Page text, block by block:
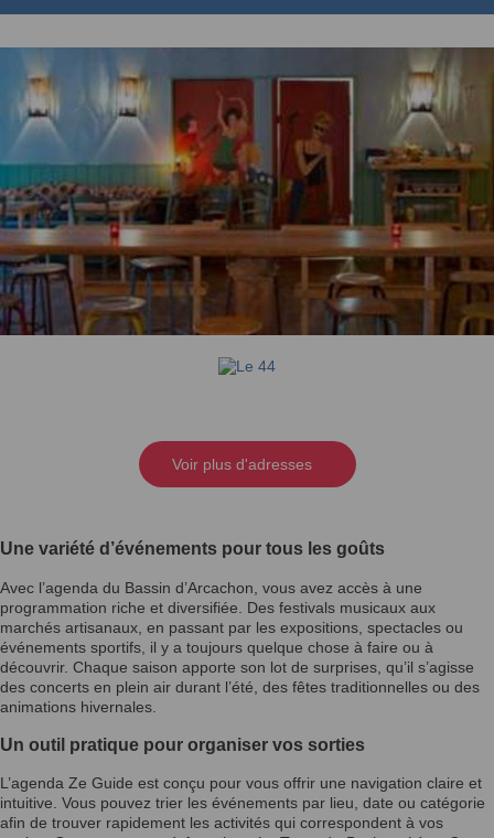
Voir plus d'adresses
Une variété d’événements pour tous les goûts
Avec l’agenda du Bassin d’Arcachon, vous avez accès à une
programmation riche et diversifiée. Des festivals musicaux aux
marchés artisanaux, en passant par les expositions, spectacles ou
événements sportifs, il y a toujours quelque chose à faire ou à
découvrir. Chaque saison apporte son lot de surprises, qu’il s’agisse
des concerts en plein air durant l’été, des fêtes traditionnelles ou des
animations hivernales.
Un outil pratique pour organiser vos sorties
L’agenda Ze Guide est conçu pour vous offrir une navigation claire et
intuitive. Vous pouvez trier les événements par lieu, date ou catégorie
afin de trouver rapidement les activités qui correspondent à vos